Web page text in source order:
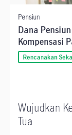
Pensiun
Dana
Kompensasi
Rencanakan
Wujudkan
Tua